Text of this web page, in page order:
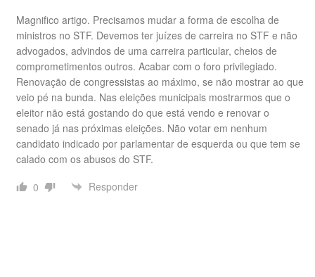
Magnifico artigo. Precisamos mudar a forma de escolha de
ministros no STF. Devemos ter juízes de carreira no STF e não
advogados, advindos de uma carreira particular, cheios de
comprometimentos outros. Acabar com o foro privilegiado.
Renovação de congressistas ao máximo, se não mostrar ao que
veio pé na bunda. Nas eleições municipais mostrarmos que o
eleitor não está gostando do que está vendo e renovar o
senado já nas próximas eleições. Não votar em nenhum
candidato indicado por parlamentar de esquerda ou que tem se
calado com os abusos do STF.
0
Responder